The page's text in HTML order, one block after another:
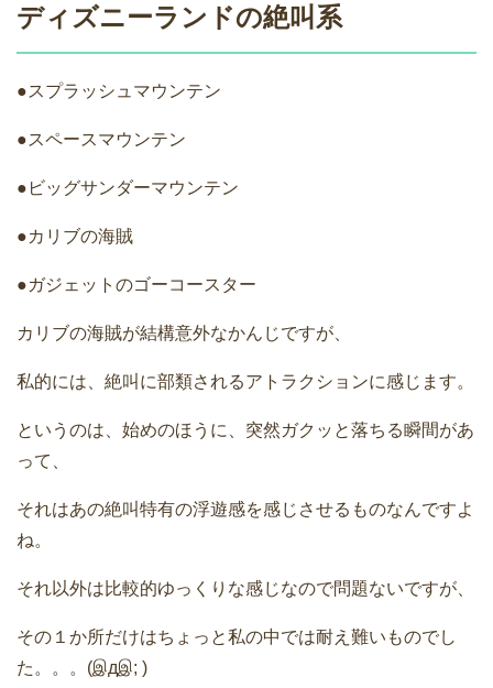
ディズニーランドの絶叫系
●スプラッシュマウンテン
●スペースマウンテン
●ビッグサンダーマウンテン
●カリブの海賊
●ガジェットのゴーコースター
カリブの海賊が結構意外なかんじですが、
私的には、絶叫に部類されるアトラクションに感じます。
というのは、始めのほうに、突然ガクッと落ちる瞬間があ
って、
それはあの絶叫特有の浮遊感を感じさせるものなんですよ
ね。
それ以外は比較的ゆっくりな感じなので問題ないですが、
その１か所だけはちょっと私の中では耐え難いものでし
た。。。(இдஇ; )